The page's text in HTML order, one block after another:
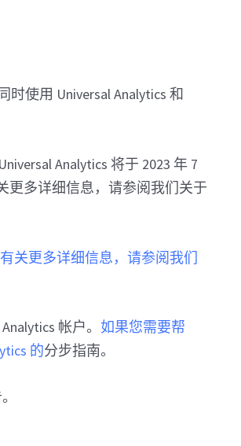
使用 Universal Analytics 和
Analytics 将于 2023 年 7
更多详细信息，请参阅我们关于
有关更多详细信息，请参阅我们
帐户。如果您需要帮
的分步指南。